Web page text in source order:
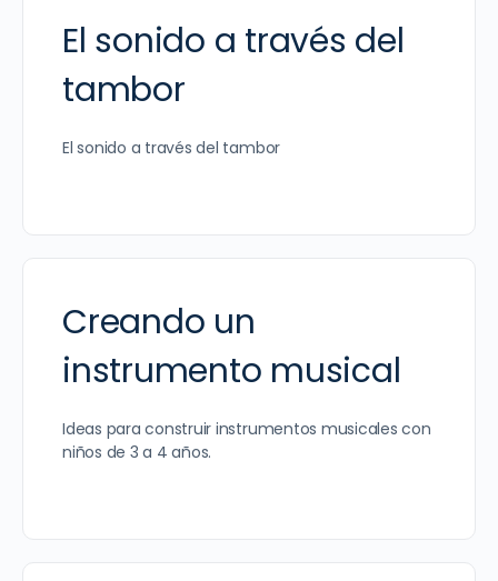
El sonido a través del
tambor
El sonido a través del tambor
Creando un
instrumento musical
Ideas para construir instrumentos musicales con
niños de 3 a 4 años.